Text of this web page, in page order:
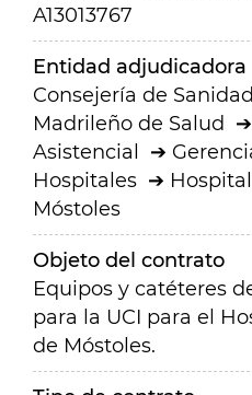
A13013767
Entidad adjudicadora
Consejería de Sanidad
Madrileño de Salud
Asistencial
Hospitales
Móstoles
Objeto del contrato
Equipos y catéteres
para la UCI para el
de Móstoles.